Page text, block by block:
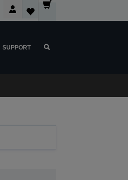
SUPPORT